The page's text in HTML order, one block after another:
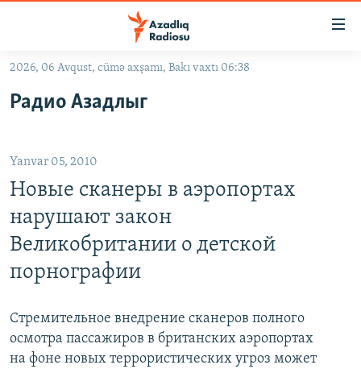
Əsas
qayıt
qayıt
Axtarışa
#İZAHLA
QANUNI DOĞRU
MULTIMEDIA
VIDEO
FOTOQALEREYA
RADIO ARXIV
OXU ZALI
HAQQIMIZDA
2026, 06 Avqust, cümə axşamı, Bakı vaxtı 06:38
Радио Азадлыг
Yanvar 05, 2010
Новые сканеры в аэропортах
нарушают закон
Великобритании о детской
порнографии
Стремительное внедрение сканеров полного
осмотра пассажиров в британских аэропортах
на фоне новых террористических угроз может